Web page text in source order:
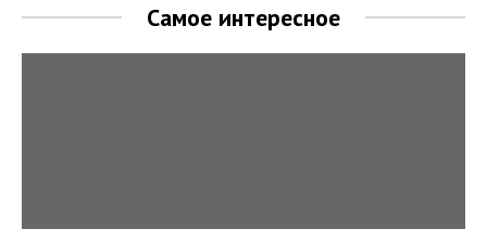
Самое интересное